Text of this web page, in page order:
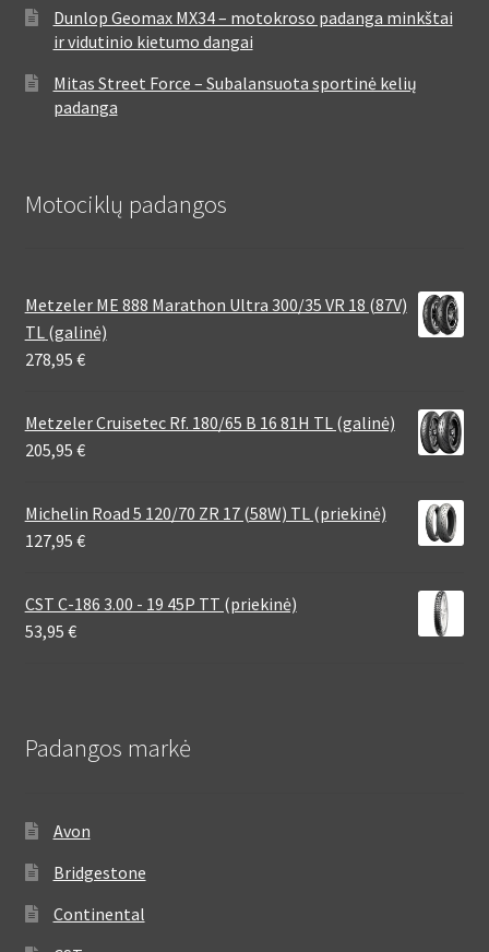
Dunlop Geomax MX34 – motokroso padanga minkštai
ir vidutinio kietumo dangai
Mitas Street Force – Subalansuota sportinė kelių
padanga
Motociklų padangos
Metzeler ME 888 Marathon Ultra 300/35 VR 18 (87V)
TL (galinė)
278,95 €
Metzeler Cruisetec Rf. 180/65 B 16 81H TL (galinė)
205,95 €
Michelin Road 5 120/70 ZR 17 (58W) TL (priekinė)
127,95 €
CST C-186 3.00 - 19 45P TT (priekinė)
53,95 €
Padangos markė
Avon
Bridgestone
Continental